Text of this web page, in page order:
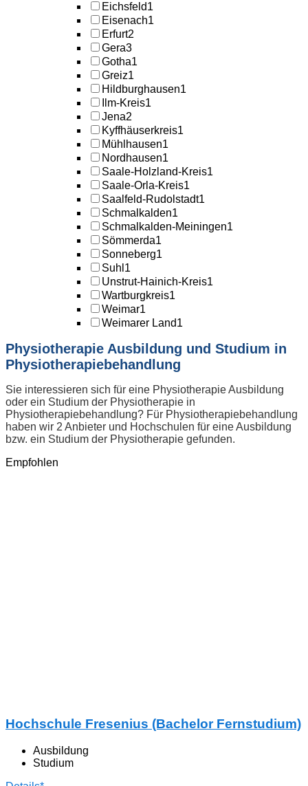
Eichsfeld1
Eisenach1
Erfurt2
Gera3
Gotha1
Greiz1
Hildburghausen1
Ilm-Kreis1
Jena2
Kyffhäuserkreis1
Mühlhausen1
Nordhausen1
Saale-Holzland-Kreis1
Saale-Orla-Kreis1
Saalfeld-Rudolstadt1
Schmalkalden1
Schmalkalden-Meiningen1
Sömmerda1
Sonneberg1
Suhl 1
Unstrut-Hainich-Kreis1
Wartburgkreis1
Weimar1
Weimarer Land1
Physiotherapie Ausbildung und Studium in
Physiotherapiebehandlung
Sie interessieren sich für eine Physiotherapie Ausbildung
oder ein Studium der Physiotherapie in
Physiotherapiebehandlung? Für Physiotherapiebehandlung
haben wir 2 Anbieter und Hochschulen für eine Ausbildung
bzw. ein Studium der Physiotherapie gefunden.
Empfohlen
Hochschule Fresenius (Bachelor Fernstudium)
Ausbildung
Studium